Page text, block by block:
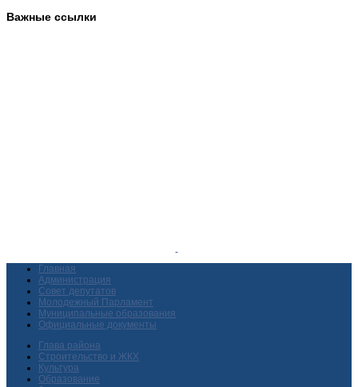
Важные ссылки
Главная
Администрация
Совет депутатов
Молодежный Парламент
Муниципальные образования
Официальные документы
Глава района
Строительство и ЖКХ
Культура
Образование